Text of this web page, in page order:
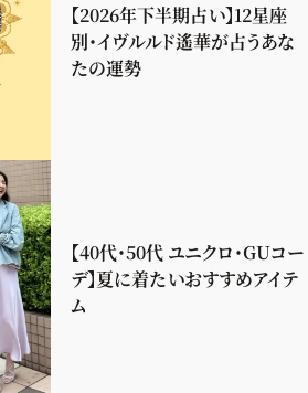
【2026年下半期占い】12星座
別・イヴルルド遙華が占うあな
たの運勢
【40代・50代 ユニクロ・GUコー
デ】夏に着たいおすすめアイテ
ム